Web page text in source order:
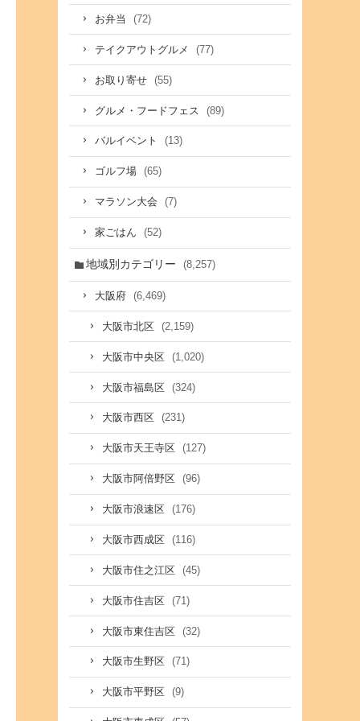
お弁当 (72)
テイクアウトグルメ (77)
お取り寄せ (55)
グルメ・フードフェス (89)
バルイベント (13)
ゴルフ場 (65)
マラソン大会 (7)
家ごはん (52)
地域別カテゴリー (8,257)
大阪府 (6,469)
大阪市北区 (2,159)
大阪市中央区 (1,020)
大阪市福島区 (324)
大阪市西区 (231)
大阪市天王寺区 (127)
大阪市阿倍野区 (96)
大阪市浪速区 (176)
大阪市西成区 (116)
大阪市住之江区 (45)
大阪市住吉区 (71)
大阪市東住吉区 (32)
大阪市生野区 (71)
大阪市平野区 (9)